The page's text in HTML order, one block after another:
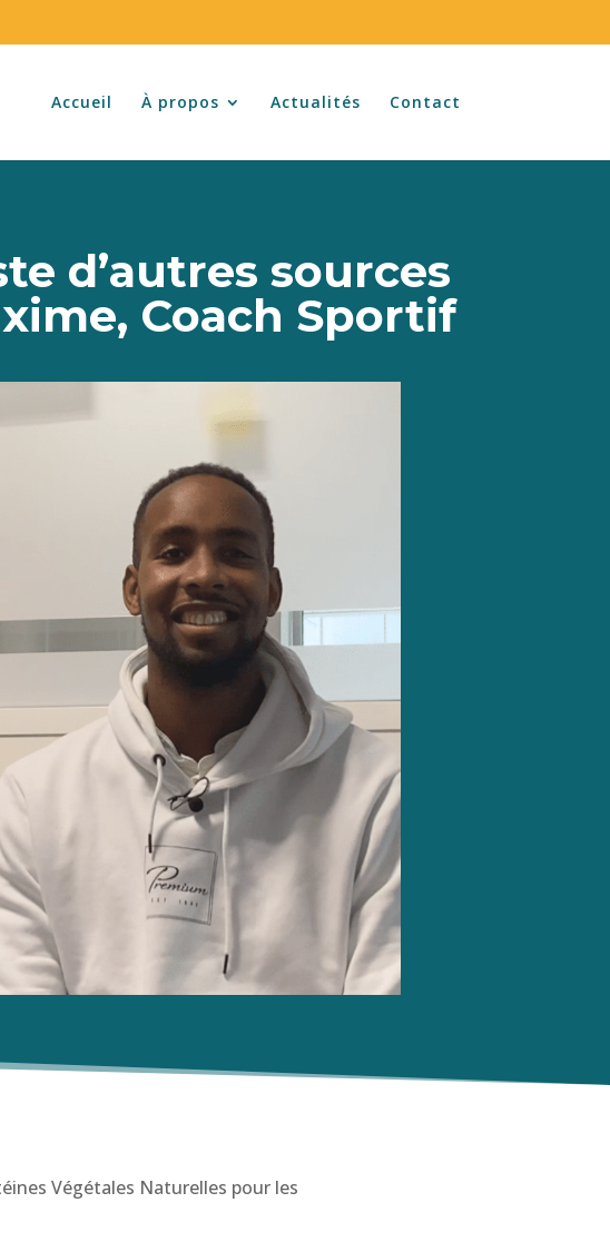
Accueil À propos Actualités Contact
d’autres sources
Coach Sportif
Végétales Naturelles pour les